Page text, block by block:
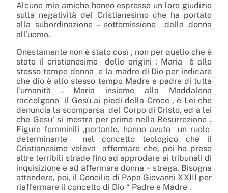
Alcune mie amiche hanno espresso un loro giudizio
sulla negatività del Cristianesimo che ha portato
alla subordinazione – sottomissione
della donna
all’uomo.
Onestamente non è stato così , non per quello che è
stato il cristianesimo
delle origini : Maria
è allo
stesso tempo donna e la madre di Dio per indicare
che dio è allo stesso tempo Madre e padre di tutta
l’umanità . Maria insieme alla Maddalena
raccolgono
il Gesù ai piedi della Croce , è Lei che
denuncia la scomparsa del Corpo di Cristo, ed a lei
che Gesu’ si mostra per primo nella Resurrezione .
Figure femminili ,pertanto, hanno avuto
un ruolo
determinante
nel concetto teologico che il
Cristianesimo voleva
affermare che, poi ha preso
altre terribili strade fino ad approdare ai tribunali di
inquisizione e ad affermare donna = strega. Bisogna
attendere, poi, il Concilio di Papa Giovanni XXIII per
riaffermare il concetto di Dio “ Padre e Madre .